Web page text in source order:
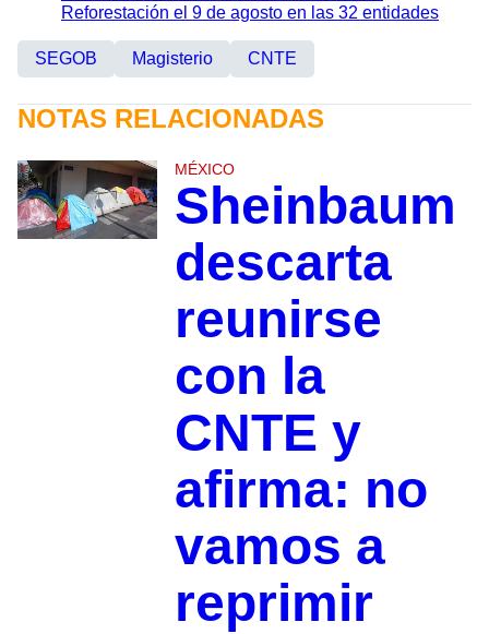
Reforestación el 9 de agosto en las 32 entidades
SEGOB Magisterio CNTE
NOTAS RELACIONADAS
MÉXICO
Sheinbaum
descarta
reunirse
con la
CNTE y
afirma: no
vamos a
reprimir